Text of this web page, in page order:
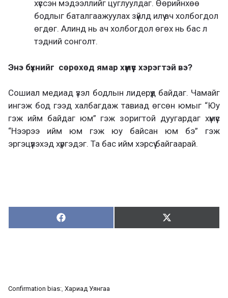
хүссэн мэдээллийг цуглуулдаг. Өөрийнхөө
бодлыг баталгаажуулах зүйлд илүү ач холбогдол
өгдөг. Алинд нь ач холбогдол өгөх нь бас л
тэдний сонголт.
Энэ бүхнийг сөрөхөд ямар хүмүүс хэрэгтэй вэ?
Сошиал медиад үзэл бодлын лидерүүд байдаг. Чамайг
ингэж бод гээд халбагдаж тавиад өгсөн юмыг “Юу
гэж ийм байдаг юм” гэж зоригтой дуугардаг хүмүүс
“Нээрээ ийм юм гэж юу байсан юм бэ” гэж
эргэцүүлэхэд хүргэдэг. Та бас ийм хэрсүү байгаарай.
Хуваалцах:
Х
у
х
Түгээх:
Т
Confirmation bias:, Хариад Уянгаа